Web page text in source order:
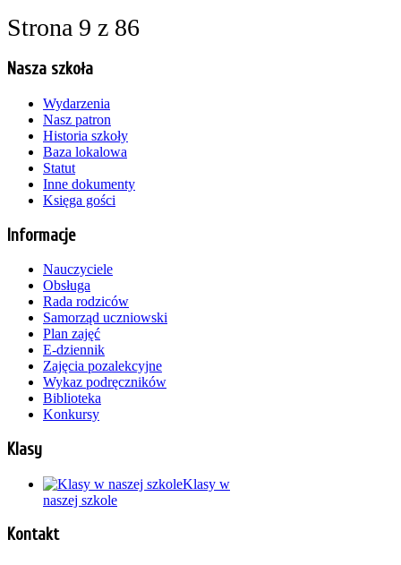
Strona 9 z 86
Nasza szkoła
Wydarzenia
Nasz patron
Historia szkoły
Baza lokalowa
Statut
Inne dokumenty
Księga gości
Informacje
Nauczyciele
Obsługa
Rada rodziców
Samorząd uczniowski
Plan zajęć
E-dziennik
Zajęcia pozalekcyjne
Wykaz podręczników
Biblioteka
Konkursy
Klasy
Klasy w
naszej szkole
Kontakt